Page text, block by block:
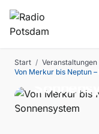
Start / Veranstaltungen
Von Merkur bis Neptun
Reise